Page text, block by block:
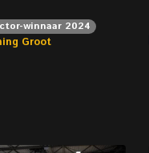
winnaar 2024
Groot